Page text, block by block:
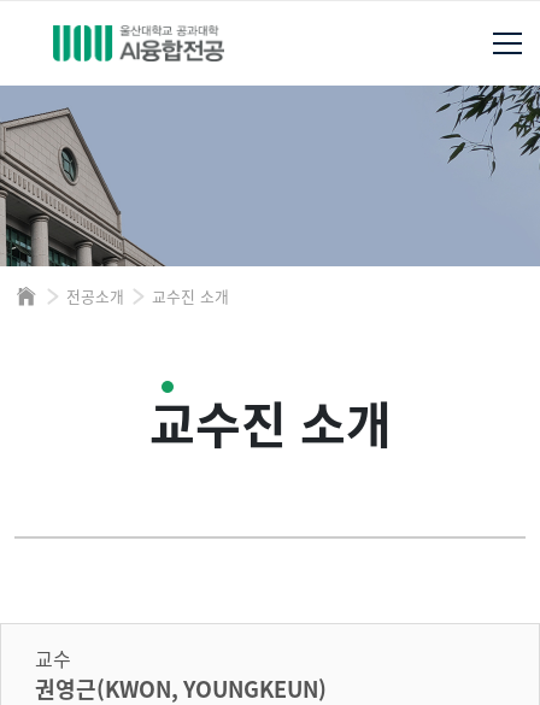
전공소개 교수진 소개
교수진 소개
교수
권영근(KWON, YOUNGKEUN)